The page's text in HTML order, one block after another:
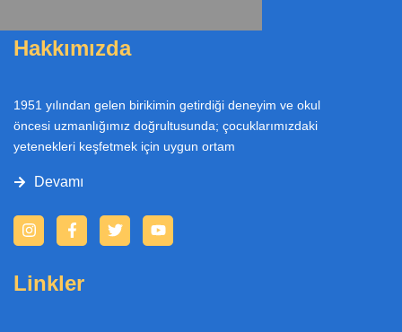
Hakkımızda
1951 yılından gelen birikimin getirdiği deneyim ve okul
öncesi uzmanlığımız doğrultusunda; çocuklarımızdaki
yetenekleri keşfetmek için uygun ortam
Devamı
I
n
a
F
a
b
T
w
Y
o
Linkler